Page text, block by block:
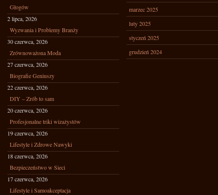
Głogów
2 lipca, 2026
Wyzwania i Problemy Branży
30 czerwca, 2026
Zrównoważona Moda
27 czerwca, 2026
Biografie Geniuszy
22 czerwca, 2026
DIY – Zrób to sam
20 czerwca, 2026
Profesjonalne triki wizażystów
19 czerwca, 2026
Lifestyle i Zdrowe Nawyki
18 czerwca, 2026
Bezpieczeństwo w Sieci
17 czerwca, 2026
Lifestyle i Samoakceptacja
marzec 2025
luty 2025
styczeń 2025
grudzień 2024